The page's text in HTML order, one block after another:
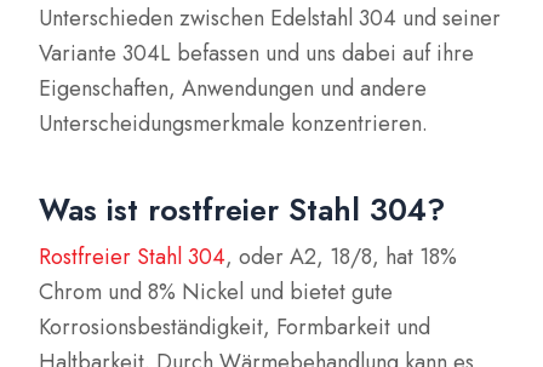
Unterschieden zwischen Edelstahl 304 und seiner
Variante 304L befassen und uns dabei auf ihre
Eigenschaften, Anwendungen und andere
Unterscheidungsmerkmale konzentrieren.
Was ist rostfreier Stahl 304?
Rostfreier Stahl 304, oder A2, 18/8, hat 18%
Chrom und 8% Nickel und bietet gute
Korrosionsbeständigkeit, Formbarkeit und